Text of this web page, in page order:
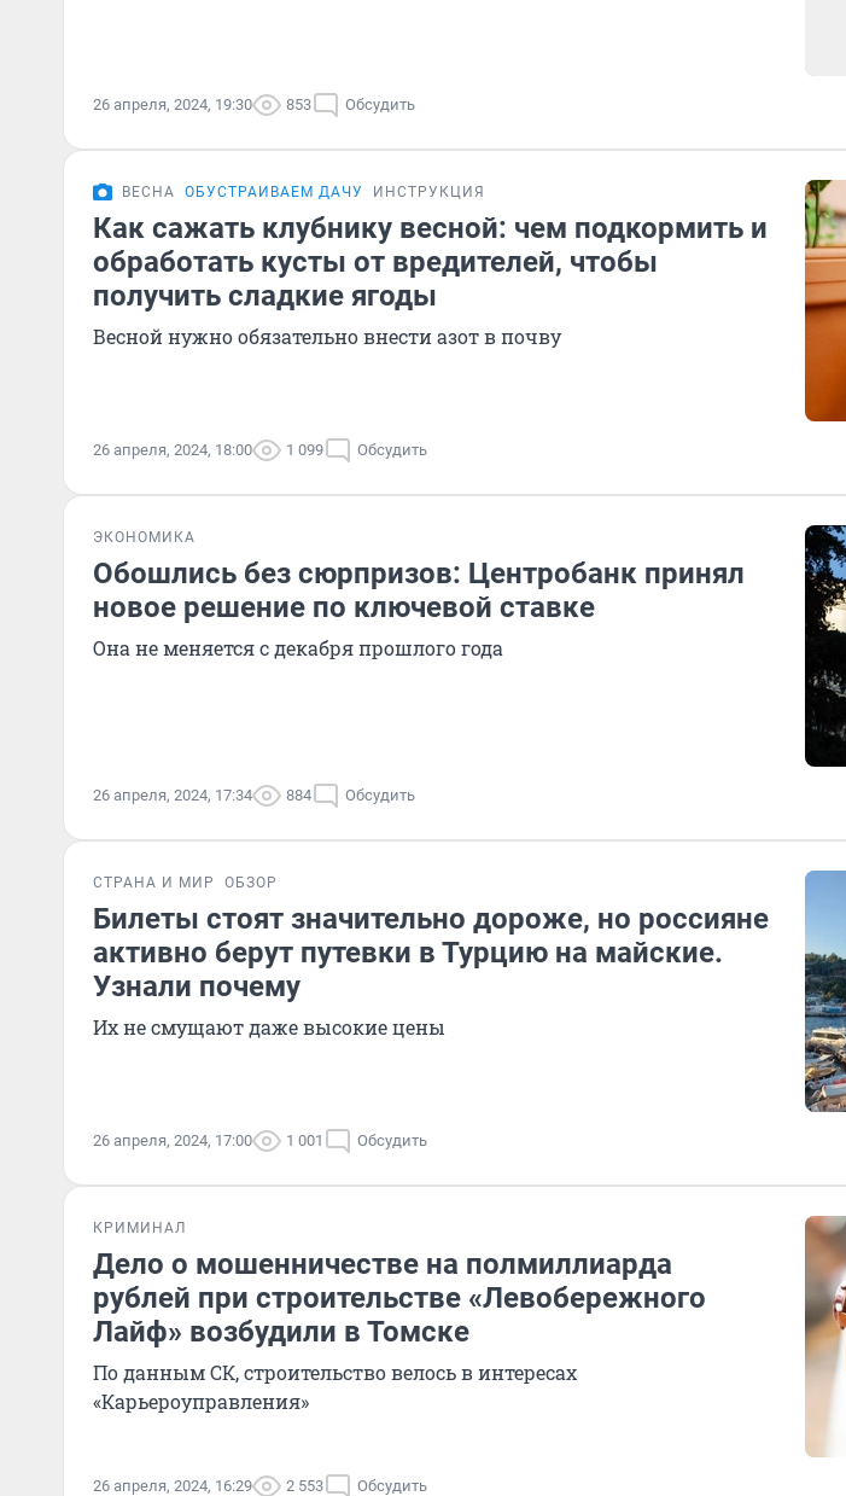
26 апреля, 2024, 19:30 853 Обсудить
ВЕСНА ОБУСТРАИВАЕМ ДАЧУ ИНСТРУКЦИЯ
Как сажать клубнику весной: чем подкормить и
обработать кусты от вредителей, чтобы
получить сладкие ягоды
Весной нужно обязательно внести азот в почву
26 апреля, 2024, 18:00 1 099 Обсудить
ЭКОНОМИКА
Обошлись без сюрпризов: Центробанк принял
новое решение по ключевой ставке
Она не меняется с декабря прошлого года
26 апреля, 2024, 17:34 884 Обсудить
СТРАНА И МИР ОБЗОР
Билеты стоят значительно дороже, но россияне
активно берут путевки в Турцию на майские.
Узнали почему
Их не смущают даже высокие цены
26 апреля, 2024, 17:00 1 001 Обсудить
КРИМИНАЛ
Дело о мошенничестве на полмиллиарда
рублей при строительстве «Левобережного
Лайф» возбудили в Томске
По данным СК, строительство велось в интересах
«Карьероуправления»
26 апреля, 2024, 16:29 2 553 Обсудить